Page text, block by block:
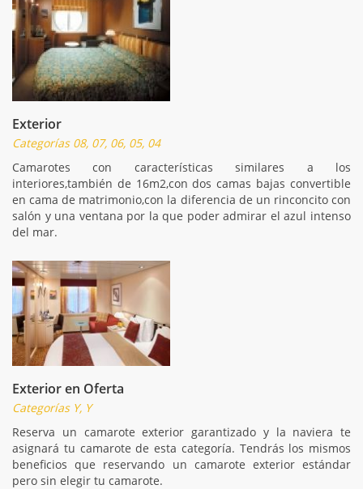
Exterior
Categorías 08, 07, 06, 05, 04
Camarotes con características similares a los
interiores,también de 16m2,con dos camas bajas convertible
en cama de matrimonio,con la diferencia de un rinconcito con
salón y una ventana por la que poder admirar el azul intenso
del mar.
Exterior en Oferta
Categorías Y, Y
Reserva un camarote exterior garantizado y la naviera te
asignará tu camarote de esta categoría. Tendrás los mismos
beneficios que reservando un camarote exterior estándar
pero sin elegir tu camarote.